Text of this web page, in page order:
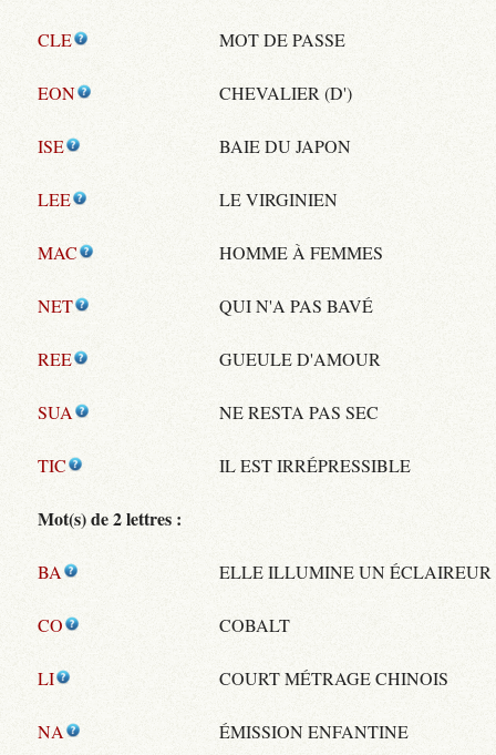
CLE MOT DE PASSE
EON CHEVALIER (D')
ISE BAIE DU JAPON
LEE LE VIRGINIEN
MAC HOMME À FEMMES
NET QUI N'A PAS BAVÉ
REE GUEULE D'AMOUR
SUA NE RESTA PAS SEC
TIC IL EST IRRÉPRESSIBLE
Mot(s) de 2 lettres :
BA ELLE ILLUMINE UN ÉCLAIREUR
CO COBALT
LI COURT MÉTRAGE CHINOIS
NA ÉMISSION ENFANTINE